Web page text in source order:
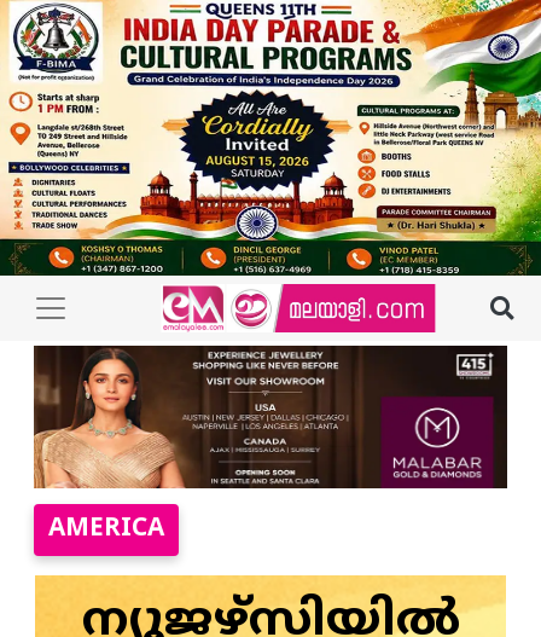
AMERICA
ന്യൂജഴ്‌സിയിൽ